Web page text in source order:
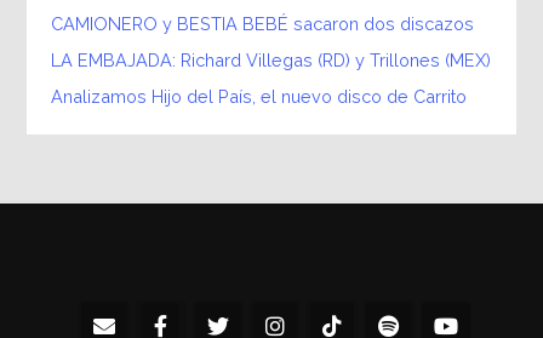
CAMIONERO y BESTIA BEBÉ sacaron dos discazos
LA EMBAJADA: Richard Villegas (RD) y Trillones (MEX)
Analizamos Hijo del País, el nuevo disco de Carrito